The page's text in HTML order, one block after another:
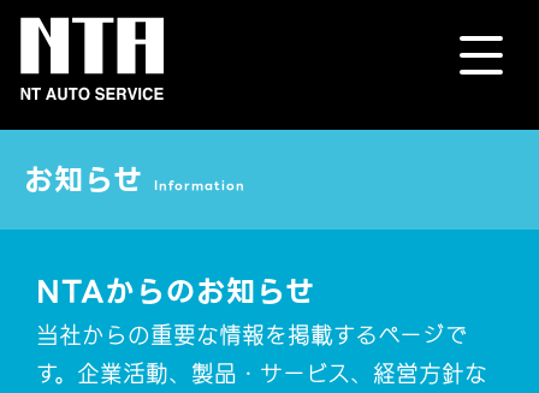
お知らせ Information
NTAからのお知らせ
当社からの重要な情報を掲載するページで
す。企業活動、製品・サービス、経営方針な